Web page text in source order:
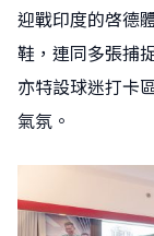
迎戰印度的啓德
鞋，連同多張捕
亦特設球迷打卡
氣氛。